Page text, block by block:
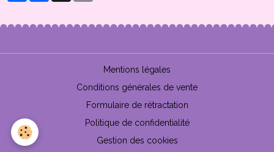
Mentions légales
Conditions générales de vente
Formulaire de rétractation
Politique de confidentialité
Gestion des cookies